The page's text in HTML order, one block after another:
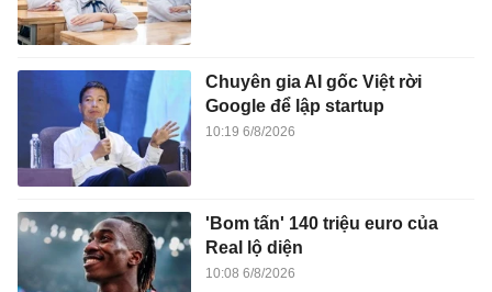
Chuyên gia AI gốc Việt rời
Google để lập startup
10:19 6/8/2026
'Bom tấn' 140 triệu euro của
Real lộ diện
10:08 6/8/2026